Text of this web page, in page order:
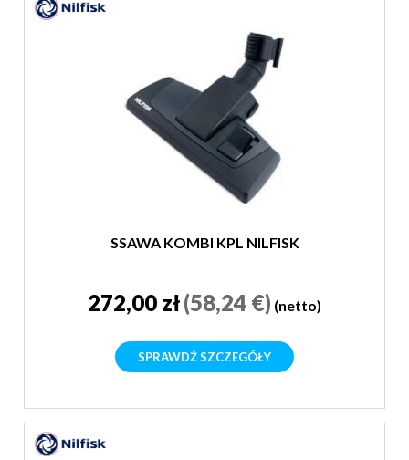
SSAWA KOMBI KPL NILFISK
272,00 zł(58,24 €) (netto)
SPRAWDŹ SZCZEGÓŁY